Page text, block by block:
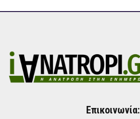
Επικοινωνία: